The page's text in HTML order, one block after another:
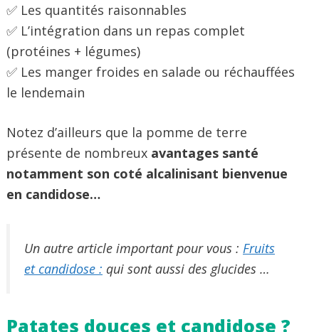
✅ Les quantités raisonnables
✅ L’intégration dans un repas complet
(protéines + légumes)
✅ Les manger froides en salade ou réchauffées
le lendemain
Notez d’ailleurs que la pomme de terre
présente de nombreux avantages santé
notamment son coté alcalinisant bienvenue
en candidose…
Un autre article important pour vous : Fruits
et candidose : qui sont aussi des glucides …
Patates douces et candidose ?